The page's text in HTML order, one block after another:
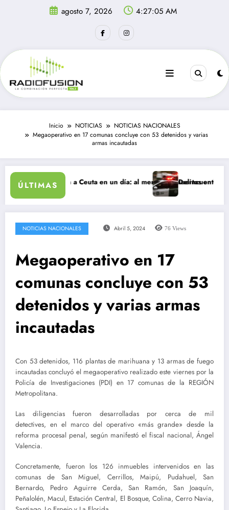
agosto 7, 2026 4:27:05 AM
Inicio NOTICIAS
NOTICIAS NACIONALES
Megaoperativo en 17 comunas concluye con 53 detenidos y varias
armas incautadas
ÚLTIMAS
ingresan a Ceuta en un día: al menos 34 muertos en la crisis.
Delincuentes matan
NOTICIAS NACIONALES Abril 5, 2024 76 Views
Megaoperativo en 17
comunas concluye con 53
detenidos y varias armas
incautadas
Con 53 detenidos, 116 plantas de marihuana y 13 armas de fuego
incautadas concluyó el megaoperativo realizado este viernes por la
Policía de Investigaciones (PDI) en 17 comunas de la REGIÓN
Metropolitana.
Las diligencias fueron desarrolladas por cerca de mil
detectives, en el marco del operativo «más grande» desde la
reforma procesal penal, según manifestó el fiscal nacional, Ángel
Valencia.
Concretamente, fueron los 126 inmuebles intervenidos en las
comunas de San Miguel, Cerrillos, Maipú, Pudahuel, San
Bernardo, Pedro Aguirre Cerda, San Ramón, San Joaquín,
Peñalolén, Macul, Estación Central, El Bosque, Colina, Cerro Navia,